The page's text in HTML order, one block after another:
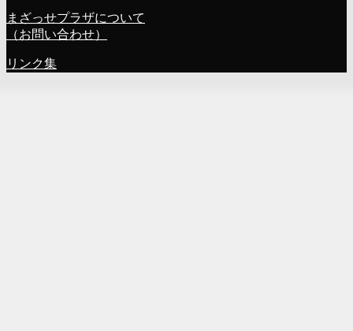
まざっせプラザについて
（お問い合わせ）
リンク集